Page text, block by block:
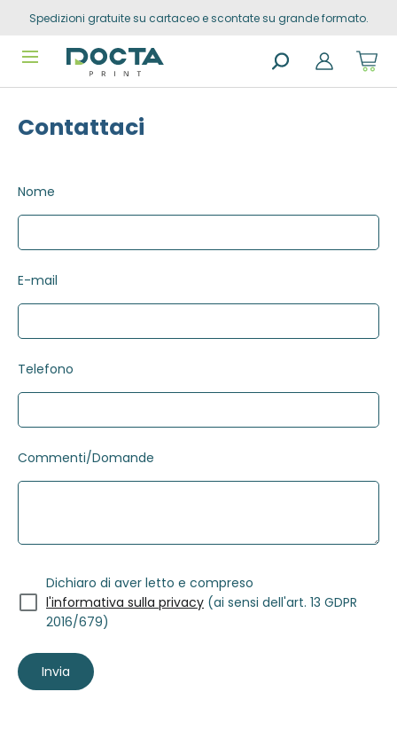
Skip to
Spedizioni gratuite su cartaceo e scontate su grande formato.
products
Contattaci
Nome
E-mail
Telefono
Commenti/Domande
Dichiaro di aver letto e compreso
l'informativa sulla privacy (ai sensi dell'art. 13 GDPR
2016/679)
Invia